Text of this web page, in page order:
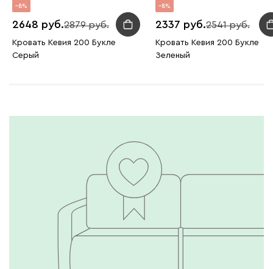
8
2648 2879
Кровать Кевия 200 Букле
Серый
8
2337 2541
Кровать Кевия 200 Букле
Зеленый